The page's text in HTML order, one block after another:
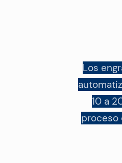
Los
10 a
proceso